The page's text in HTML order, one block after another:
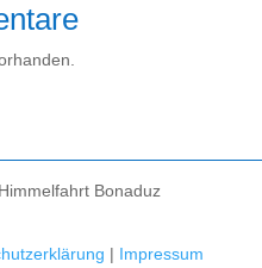
Bonaduz
| Impressum